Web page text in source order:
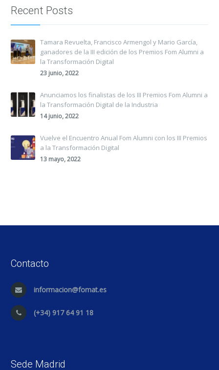
Recent Posts
Tamara Revuelta, Francisco Armengol y Mario García,
ganadores de la III edición de los Premios Fom Alumni a
la Transformación Digital
23 junio, 2022
Anunciamos los finalistas de los III Premios Fom Alumni a
la Transformación Digital de la Industria
14 junio, 2022
Vuelve el Encuentro Anual Fom Alumni con los III Premios
a la Transformación Digital
13 mayo, 2022
Contacto
informacion@fomat.es
(+34) 917 64 91 18
Sede Madrid